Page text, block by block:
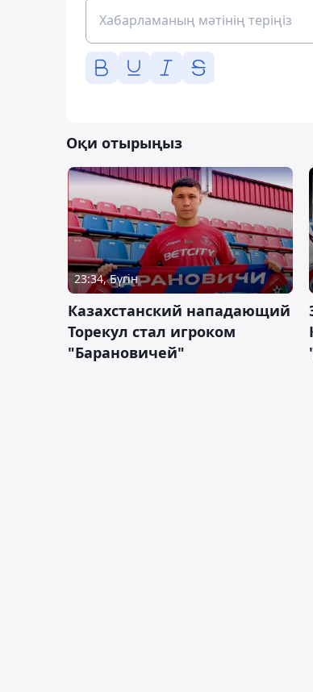
Оқи отырыңыз
23:34, Бүгін
Казахстанский нападающий
Торекул стал игроком
"Барановичей"